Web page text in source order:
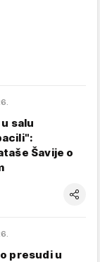
salu
Šavije o
presudi u